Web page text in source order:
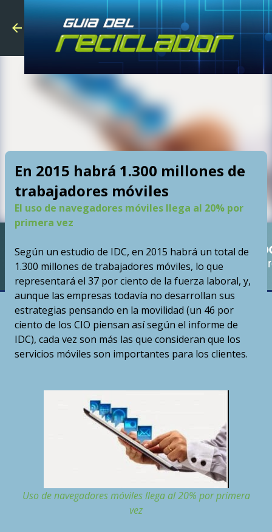
Skip to
En 2015 habrá 1.300 millones de
trabajadores móviles
El uso de navegadores móviles llega al 20% por
primera vez
Según un estudio de IDC, en 2015 habrá un total de
1.300 millones de trabajadores móviles, lo que
representará el 37 por ciento de la fuerza laboral, y,
aunque las empresas todavía no desarrollan sus
estrategias pensando en la movilidad (un 46 por
ciento de los CIO piensan así según el informe de
IDC), cada vez son más las que consideran que los
servicios móviles son importantes para los clientes.
Uso de navegadores móviles llega al 20% por primera
vez